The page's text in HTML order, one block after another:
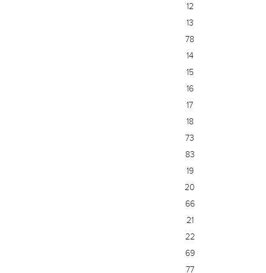
12
13
78
14
15
16
17
18
73
83
19
20
66
21
22
69
77